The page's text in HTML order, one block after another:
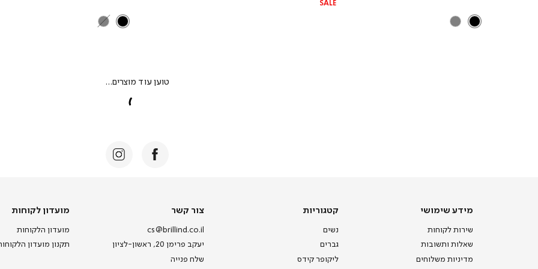
SALE
מידע
מידע שימושי
שירות לקוחות
שאלות ותשובות
מדיניות משלוחים
קטגוריות
קטגוריות
נשים
גברים
ליקופר קידס
צור
צור קשר
cs@brillind.co.il
יעקב פרימן 20, ראשון-לציון
שלח פנייה
מועדון
מועדון לקוחות
מועדון הלקוחות
תקנון מועדון